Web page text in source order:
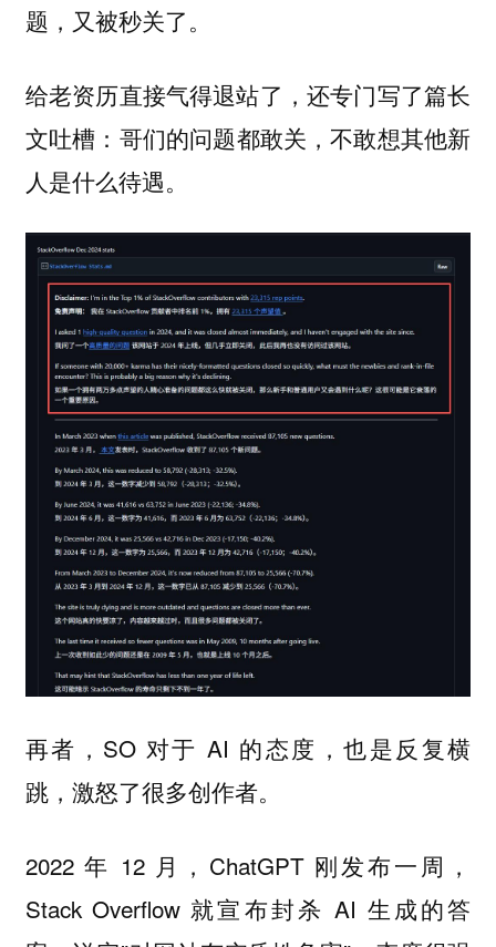
题，又被秒关了。
给老资历直接气得退站了，还专门写了篇长
文吐槽： 哥们的问题都敢关，不敢想其他新
人是什么待遇。
再者，SO 对于 AI 的态度，也是反复横
跳，激怒了很多创作者。
2022 年 12 月，ChatGPT 刚发布一周，
Stack Overflow 就宣布封杀 AI 生成的答